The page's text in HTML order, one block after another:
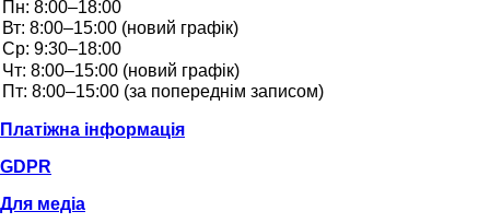
Платіжна інформація
GDPR
Для медіа